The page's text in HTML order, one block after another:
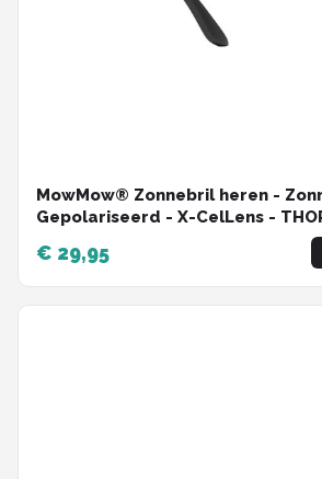
MowMow® Zonnebril heren -
Gepolariseerd - X-CelLens -
€ 29,95